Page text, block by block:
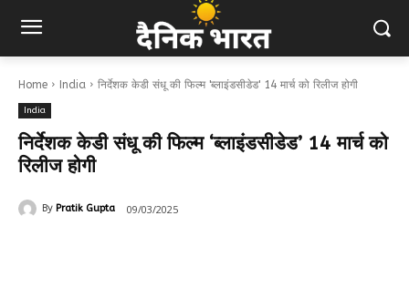
Home India निर्देशक केडी संधू की फिल्म 'ब्लाइंडसीडेड' 14 मार्च को रिलीज होगी
India
निर्देशक केडी संधू की फिल्म ‘ब्लाइंडसीडेड’ 14 मार्च को
रिलीज होगी
By Pratik Gupta 09/03/2025